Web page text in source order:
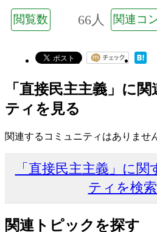
閲覧数 66人 関連コ
「直接民主主義」に
ティを見る
関連するコミュニティはありませ
「直接民主主義」に
ティを検
関連トピックを探す